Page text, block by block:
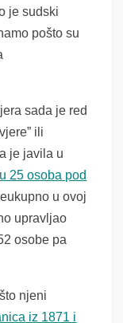
je sudski
pošto su
sada je red
ili
je javila u
25 osoba pod
u ovoj
upravljao
osobe pa
njeni
iz 1871 i